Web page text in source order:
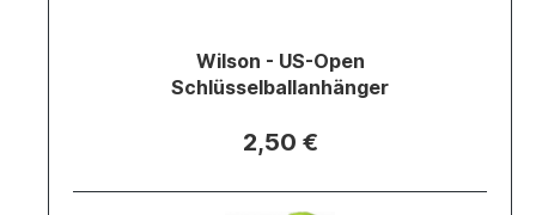
Wilson - US-Open
Schlüsselballanhänger
2,50 €